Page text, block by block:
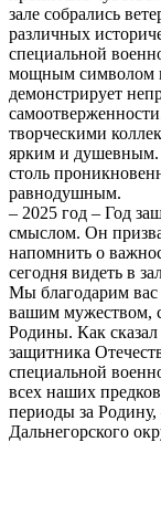
зале собрались
различных
специальной
мощным символом
демонстрирует
творческими
ярким и
столь
равнодушным.
– 2025 год – Год
смыслом. Он
напомнить о
сегодня видеть в
Мы благодарим вас
вашим мужеством,
Родины. Как
защитника
специальной
всех наших
периоды за
Дальнегорского